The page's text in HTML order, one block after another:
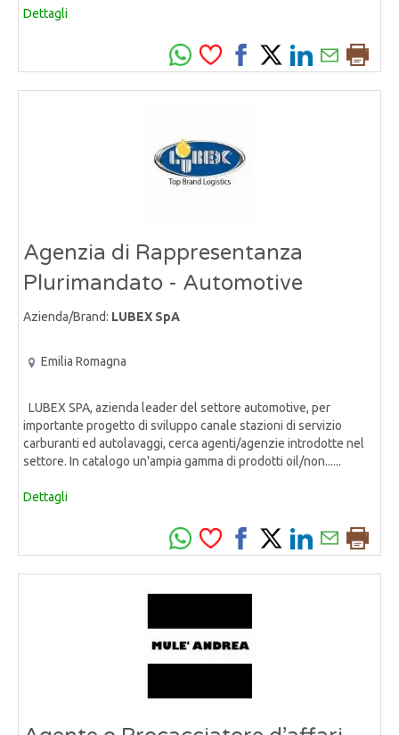
Dettagli
Agenzia di Rappresentanza
Plurimandato - Automotive
Azienda/Brand: LUBEX SpA
Emilia Romagna
LUBEX SPA, azienda leader del settore automotive, per
importante progetto di sviluppo canale stazioni di servizio
carburanti ed autolavaggi, cerca agenti/agenzie introdotte nel
settore. In catalogo un'ampia gamma di prodotti oil/non......
Dettagli